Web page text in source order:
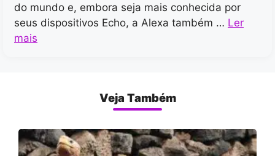
do mundo e, embora seja mais conhecida por
seus dispositivos Echo, a Alexa também … Ler
mais
Veja Também